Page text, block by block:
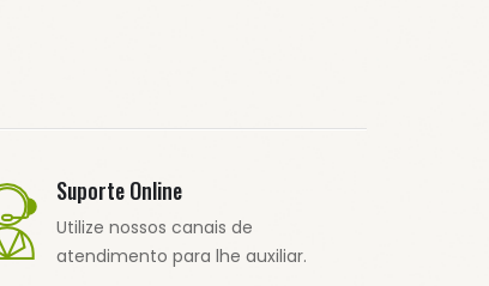
Suporte Online
Utilize nossos canais de
atendimento para lhe auxiliar.